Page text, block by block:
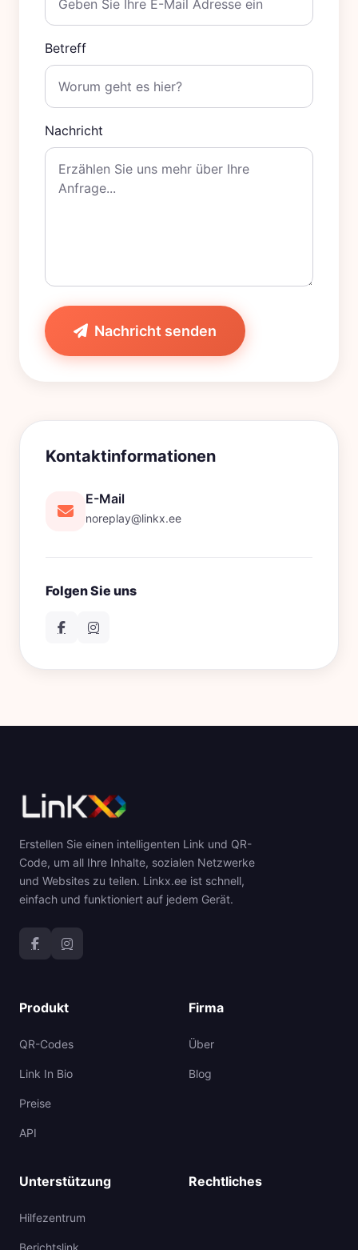
Betreff
Nachricht
Nachricht senden
Kontaktinformationen
E-Mail
noreplay@linkx.ee
Folgen Sie uns
Erstellen Sie einen intelligenten Link und QR-
Code, um all Ihre Inhalte, sozialen Netzwerke
und Websites zu teilen. Linkx.ee ist schnell,
einfach und funktioniert auf jedem Gerät.
Produkt
QR-Codes
Link In Bio
Preise
API
Firma
Über
Blog
Unterstützung
Hilfezentrum
Berichtslink
Rechtliches